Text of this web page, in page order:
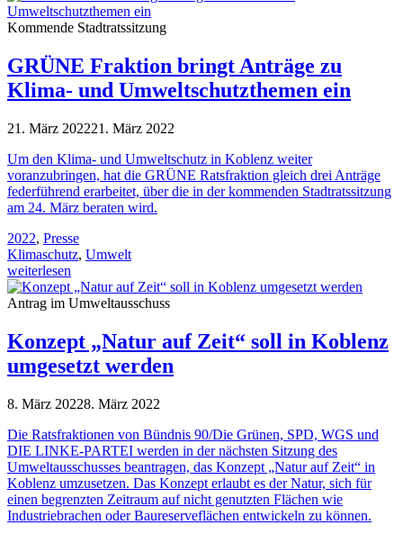
Kommende Stadtratssitzung
GRÜNE Fraktion bringt Anträge zu
Klima- und Umweltschutzthemen ein
21. März 202221. März 2022
Um den Klima- und Umweltschutz in Koblenz weiter
voranzubringen, hat die GRÜNE Ratsfraktion gleich drei Anträge
federführend erarbeitet, über die in der kommenden Stadtratssitzung
am 24. März beraten wird.
2022, Presse
Klimaschutz, Umwelt
weiterlesen
Antrag im Umweltausschuss
Konzept „Natur auf Zeit“ soll in Koblenz
umgesetzt werden
8. März 20228. März 2022
Die Ratsfraktionen von Bündnis 90/Die Grünen, SPD, WGS und
DIE LINKE-PARTEI werden in der nächsten Sitzung des
Umweltausschusses beantragen, das Konzept „Natur auf Zeit“ in
Koblenz umzusetzen. Das Konzept erlaubt es der Natur, sich für
einen begrenzten Zeitraum auf nicht genutzten Flächen wie
Industriebrachen oder Baureserveflächen entwickeln zu können.